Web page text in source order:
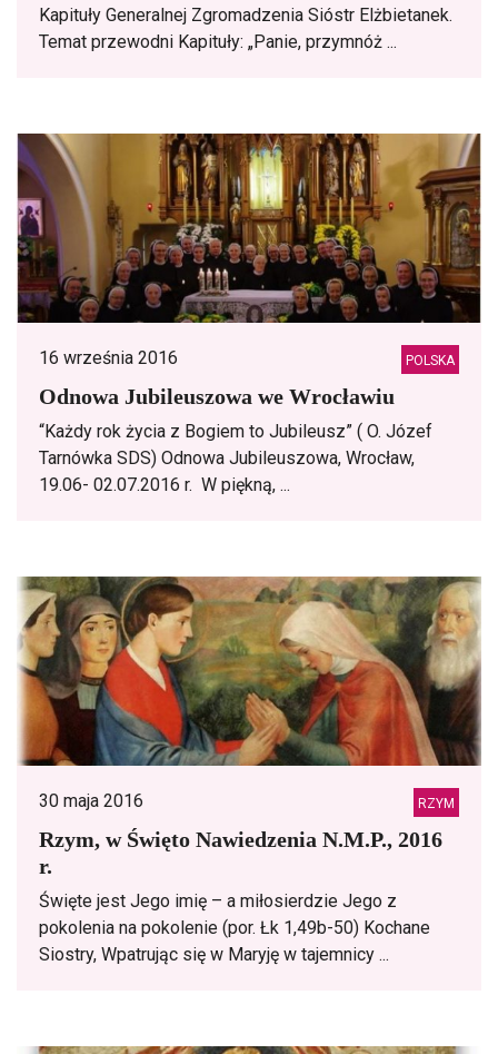
Kapituły Generalnej Zgromadzenia Sióstr Elżbietanek.
Temat przewodni Kapituły: „Panie, przymnóż ...
16 września 2016 POLSKA
Odnowa Jubileuszowa we Wrocławiu
“Każdy rok życia z Bogiem to Jubileusz” ( O. Józef
Tarnówka SDS) Odnowa Jubileuszowa, Wrocław,
19.06- 02.07.2016 r. W piękną, ...
30 maja 2016 RZYM
Rzym, w Święto Nawiedzenia N.M.P., 2016
r.
Święte jest Jego imię – a miłosierdzie Jego z
pokolenia na pokolenie (por. Łk 1,49b-50) Kochane
Siostry, Wpatrując się w Maryję w tajemnicy ...